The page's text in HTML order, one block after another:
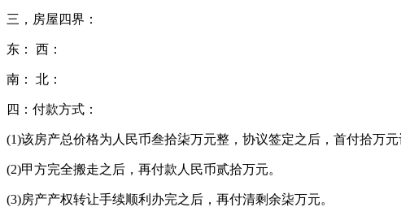
三，房屋四界：
东： 西：
南： 北：
四：付款方式：
(1)该房产总价格为人民币叁拾柒万元整，协议签定之后，首付拾万元
(2)甲方完全搬走之后，再付款人民币贰拾万元。
(3)房产产权转让手续顺利办完之后，再付清剩余柒万元。